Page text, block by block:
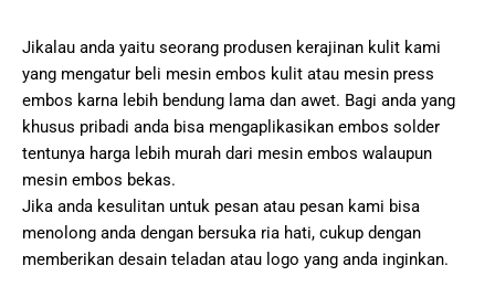
Jikalau anda yaitu seorang produsen kerajinan kulit kami
yang mengatur beli mesin embos kulit atau mesin press
embos karna lebih bendung lama dan awet. Bagi anda yang
khusus pribadi anda bisa mengaplikasikan embos solder
tentunya harga lebih murah dari mesin embos walaupun
mesin embos bekas.
Jika anda kesulitan untuk pesan atau pesan kami bisa
menolong anda dengan bersuka ria hati, cukup dengan
memberikan desain teladan atau logo yang anda inginkan.